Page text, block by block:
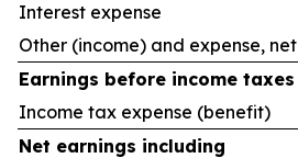
Interest expense
Other (income) and expense, net
Earnings before income taxes
Income tax expense (benefit)
Net earnings including